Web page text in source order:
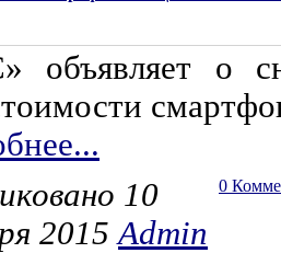
объявляет о
0
10
2015Admin